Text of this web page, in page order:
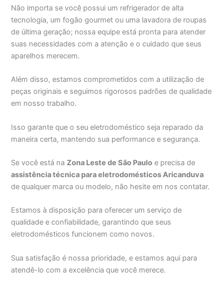
Não importa se você possui um refrigerador de alta
tecnologia, um fogão gourmet ou uma lavadora de roupas
de última geração; nossa equipe está pronta para atender
suas necessidades com a atenção e o cuidado que seus
aparelhos merecem.
Além disso, estamos comprometidos com a utilização de
peças originais e seguimos rigorosos padrões de qualidade
em nosso trabalho.
Isso garante que o seu eletrodoméstico seja reparado da
maneira certa, mantendo sua performance e segurança.
Se você está naZona Leste de São Paulo e precisa de
assistência técnica para eletrodomésticos Aricanduva
de qualquer marca ou modelo, não hesite em nos contatar.
Estamos à disposição para oferecer um serviço de
qualidade e confiabilidade, garantindo que seus
eletrodomésticos funcionem como novos.
Sua satisfação é nossa prioridade, e estamos aqui para
atendê-lo com a excelência que você merece.